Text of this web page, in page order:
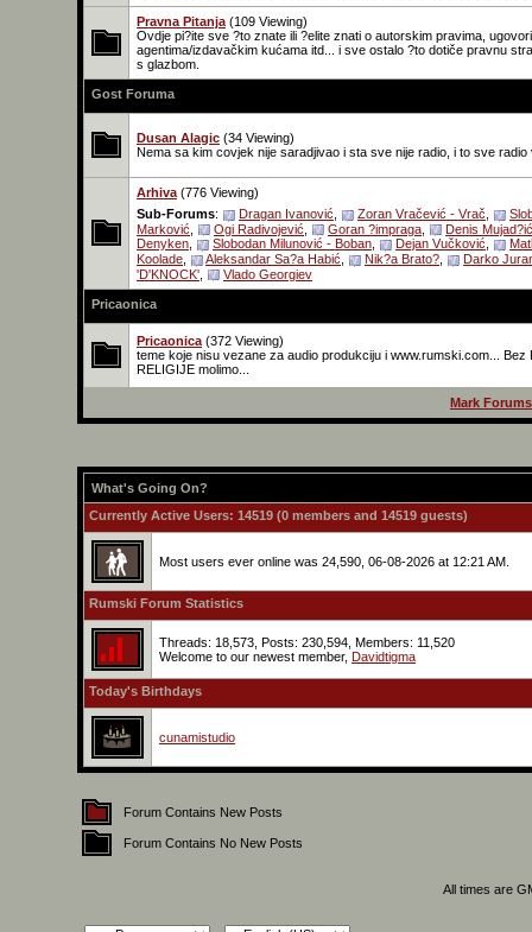
Pravna Pitanja (109 Viewing)
Ovdje pi?ite sve ?to znate ili ?elite znati o autorskim pravima,
agentima/izdavačkim kućama itd... i sve ostalo ?to dotiče pravnu
s glazbom.
Gost Foruma
Dusan Alagic (34 Viewing)
Nema sa kim covjek nije saradjivao i sta sve nije radio, i to sve
Arhiva (776 Viewing)
Sub-Forums: Dragan Ivanović Zoran Vračević - Vrač
Marković
Ogi Radivojević Goran ?impraga
Denis
Denyken
Slobodan Milunović - Boban Dejan Vučković
Koolade
Aleksandar Sa?a Habić Nik?a Brato?
Darko
'D'KNOCK'
Vlado Georgiev
Pricaonica
Pricaonica (372 Viewing)
teme koje nisu vezane za audio produkciju i www.rumski.com... Bez
RELIGIJE molimo...
Mark
What's Going On?
Currently Active Users: 14519 (0 members and 14519 guests)
Most users ever online was 24,590, 06-08-2026 at 12:21 AM.
Rumski Forum Statistics
Threads: 18,573, Posts: 230,594, Members: 11,520
Welcome to our newest member, Davidtigma
Today's Birthdays
cunamistudio
Forum Contains New Posts
Forum Contains No New Posts
All times are